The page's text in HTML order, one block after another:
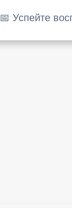
📅 Успейте